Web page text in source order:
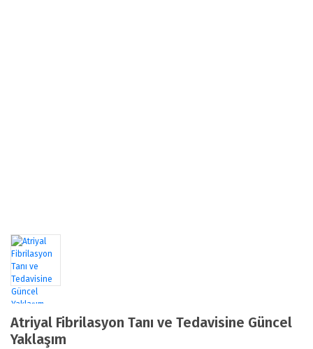
Atriyal Fibrilasyon Tanı ve Tedavisine Güncel
Yaklaşım